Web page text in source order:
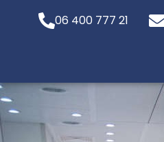
06 400 777 21